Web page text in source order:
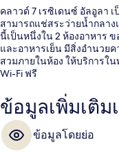
คลาวด์ 7 เรซิเดนซ์ อัลอูลา
สามารถแช่สระว่ายน้ำกลาง
นี้เป็นหนึ่งใน 2 ห้องอาหาร
และอาหารเย็น มีสิ่งอำนวย
สวมภายในห้อง ให้บริการใ
Wi-Fi ฟรี
ข้อมูลเพิ่มเติ
ข้อมูลโดยย่อ